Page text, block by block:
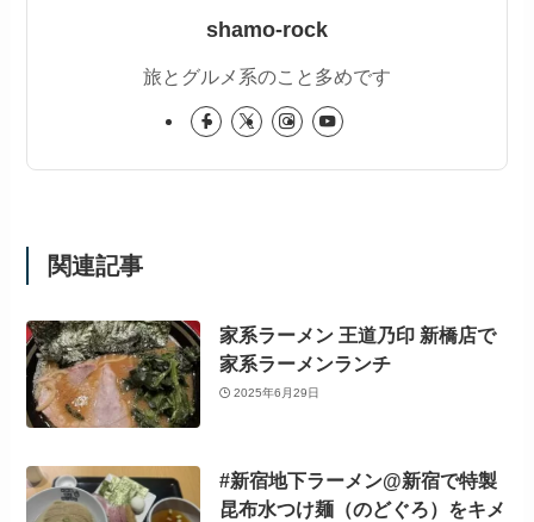
shamo-rock
旅とグルメ系のこと多めです
関連記事
家系ラーメン 王道乃印 新橋店で
家系ラーメンランチ
2025年6月29日
#新宿地下ラーメン@新宿で特製
昆布水つけ麺（のどぐろ）をキメ